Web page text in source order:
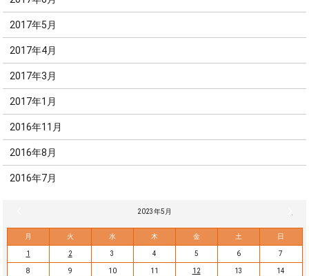
2017年5月
2017年4月
2017年3月
2017年1月
2016年11月
2016年8月
2016年7月
2023年5月
月 火 水 木 金 土 日
1 2 3 4 5 6 7
8 9 10 11 12 13 14